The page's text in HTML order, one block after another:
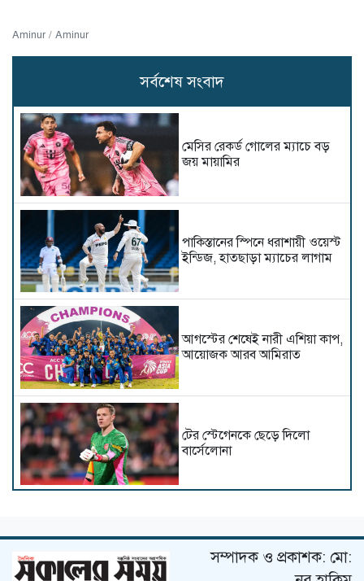
Aminur / Aminur
সর্বশেষ সংবাদ
মেসির রেকর্ড গোলের ম্যাচে বড়
জয় মায়ামির
পাকিস্তানের স্পিনে ধরাশায়ী ওয়েস্ট
ইন্ডিজ, হাতছাড়া ম্যাচের লাগাম
আগস্টের শেষেই নারী এশিয়া কাপ,
আয়োজক আরব আমিরাত
টের স্টেগেনকে ছেড়ে দিলো
বার্সেলোনা
সঠিক সিদ্ধান্ত ছিল: আনচেলত্তি
সম্পাদক ও প্রকাশক: মো: